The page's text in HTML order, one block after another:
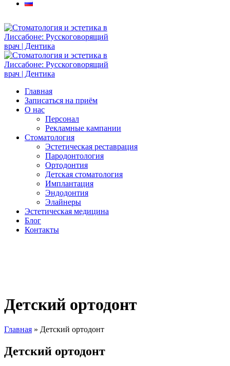
Главная
Записаться на приём
О нас
Персонал
Рекламные кампании
Стоматология
Эстетическая реставрация
Пародонтология
Ортодонтия
Детская стоматология
Имплантация
Эндодонтия
Элайнеры
Эстетическая медицина
Блог
Контакты
Детский ортодонт
Главная » Детский ортодонт
Детский ортодонт